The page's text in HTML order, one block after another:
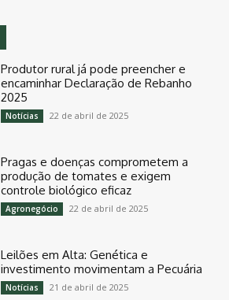
Produtor rural já pode preencher e
encaminhar Declaração de Rebanho
2025
Notícias 22 de abril de 2025
Pragas e doenças comprometem a
produção de tomates e exigem
controle biológico eficaz
Agronegócio 22 de abril de 2025
Leilões em Alta: Genética e
investimento movimentam a Pecuária
Notícias 21 de abril de 2025